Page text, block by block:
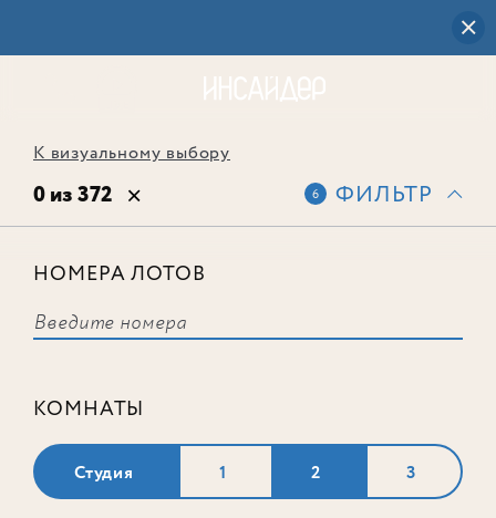
К визуальному выбору
0 из 372 6 ФИЛЬТР
НОМЕРА ЛОТОВ
КОМНАТЫ
Студия 1 2 3
соответствует ни одного лота